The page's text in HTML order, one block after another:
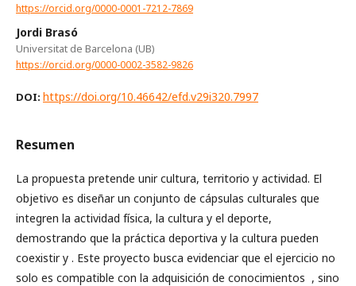
https://orcid.org/0000-0001-7212-7869
Jordi Brasó
Universitat de Barcelona (UB)
https://orcid.org/0000-0002-3582-9826
DOI: https://doi.org/10.46642/efd.v29i320.7997
Resumen
La propuesta pretende unir cultura, territorio y actividad. El
objetivo es diseñar un conjunto de cápsulas culturales que
integren la actividad física, la cultura y el deporte,
demostrando que la práctica deportiva y la cultura pueden
coexistir y . Este proyecto busca evidenciar que el ejercicio no
solo es compatible con la adquisición de conocimientos , sino